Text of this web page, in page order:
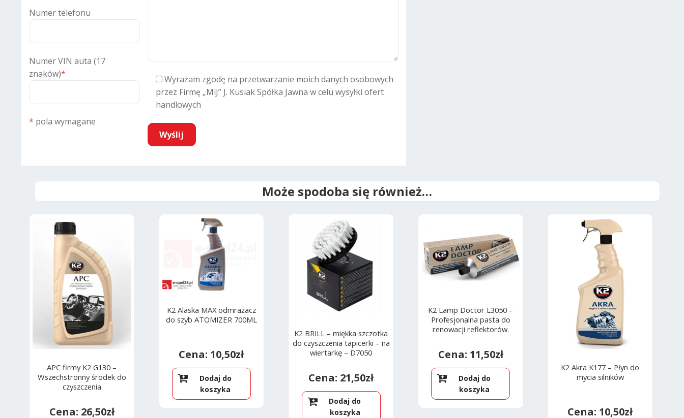
Numer telefonu
Numer VIN auta (17
znaków)*
* pola wymagane
Wyrażam zgodę na przetwarzanie moich danych osobowych
przez Firmę „MiJ” J. Kusiak Spółka Jawna w celu wysyłki ofert
handlowych
Może spodoba się również…
APC firmy K2 G130 –
Wszechstronny środek do
czyszczenia
26,50zł
K2 Alaska MAX odmrażacz
do szyb ATOMIZER 700ML
10,50zł
Dodaj do
koszyka
K2 BRILL – miękka szczotka
do czyszczenia tapicerki – na
wiertarkę – D7050
21,50zł
Dodaj do
koszyka
K2 Lamp Doctor L3050 –
Profesjonalna pasta do
renowacji reflektorów.
11,50zł
Dodaj do
koszyka
K2 Akra K177 – Płyn do
mycia silników
10,50zł